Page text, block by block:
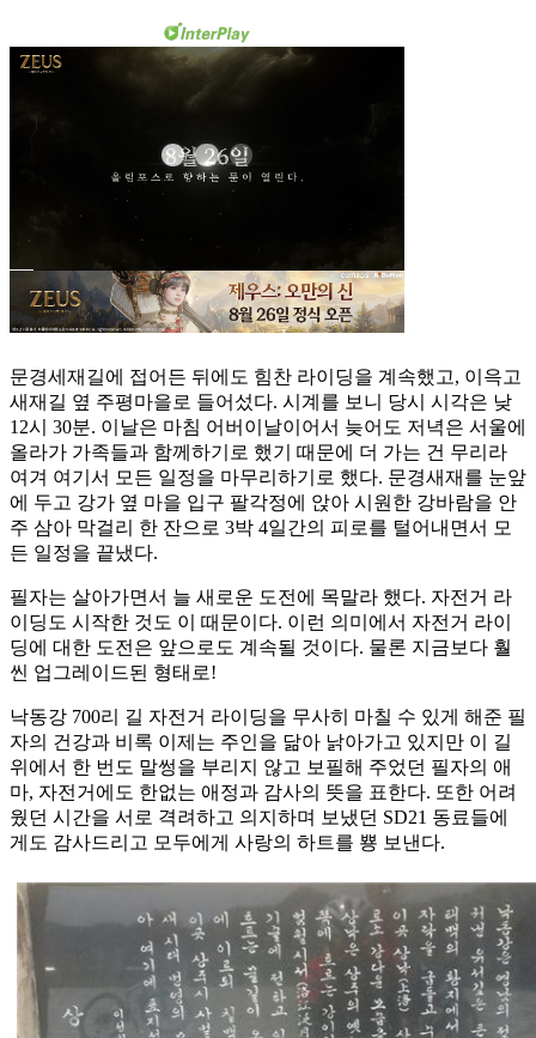
문경세재길에 접어든 뒤에도 힘찬 라이딩을 계속했고, 이윽고
새재길 옆 주평마을로 들어섰다. 시계를 보니 당시 시각은 낮
12시 30분. 이날은 마침 어버이날이어서 늦어도 저녁은 서울에
올라가 가족들과 함께하기로 했기 때문에 더 가는 건 무리라
여겨 여기서 모든 일정을 마무리하기로 했다. 문경새재를 눈앞
에 두고 강가 옆 마을 입구 팔각정에 앉아 시원한 강바람을 안
주 삼아 막걸리 한 잔으로 3박 4일간의 피로를 털어내면서 모
든 일정을 끝냈다.
필자는 살아가면서 늘 새로운 도전에 목말라 했다. 자전거 라
이딩도 시작한 것도 이 때문이다. 이런 의미에서 자전거 라이
딩에 대한 도전은 앞으로도 계속될 것이다. 물론 지금보다 훨
씬 업그레이드된 형태로!
낙동강 700리 길 자전거 라이딩을 무사히 마칠 수 있게 해준 필
자의 건강과 비록 이제는 주인을 닮아 낡아가고 있지만 이 길
위에서 한 번도 말썽을 부리지 않고 보필해 주었던 필자의 애
마, 자전거에도 한없는 애정과 감사의 뜻을 표한다. 또한 어려
웠던 시간을 서로 격려하고 의지하며 보냈던 SD21 동료들에
게도 감사드리고 모두에게 사랑의 하트를 뿅 보낸다.